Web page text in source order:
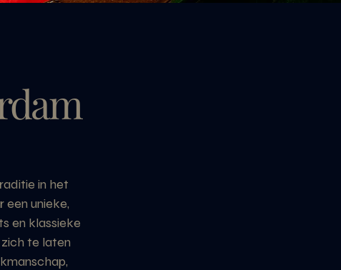
in het
een unieke,
en klassieke
te laten